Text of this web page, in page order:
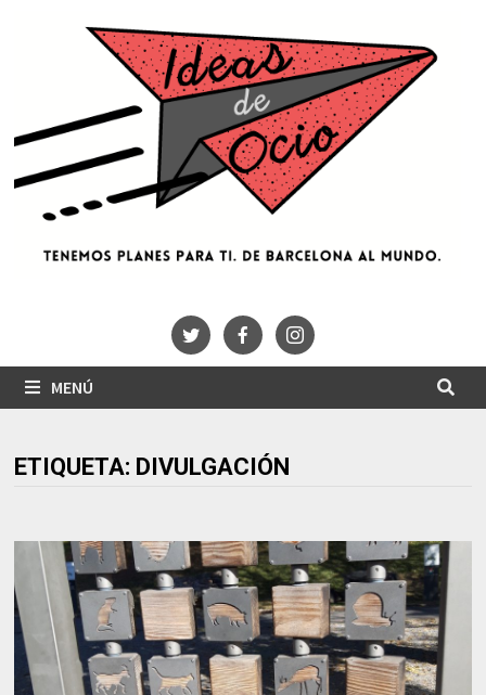
MENÚ
ETIQUETA: DIVULGACIÓN